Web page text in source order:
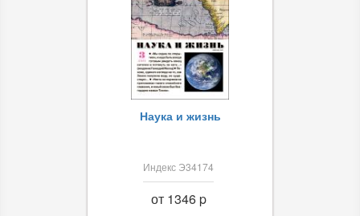
Наука и жизнь
Индекс Э34174
от 1346 p